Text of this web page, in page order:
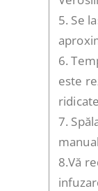
5. Se
6.
este
7.
8.Vă